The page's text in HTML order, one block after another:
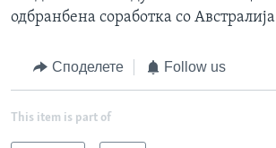
одбранбена соработка со
Споделете Follow us
This item is part of